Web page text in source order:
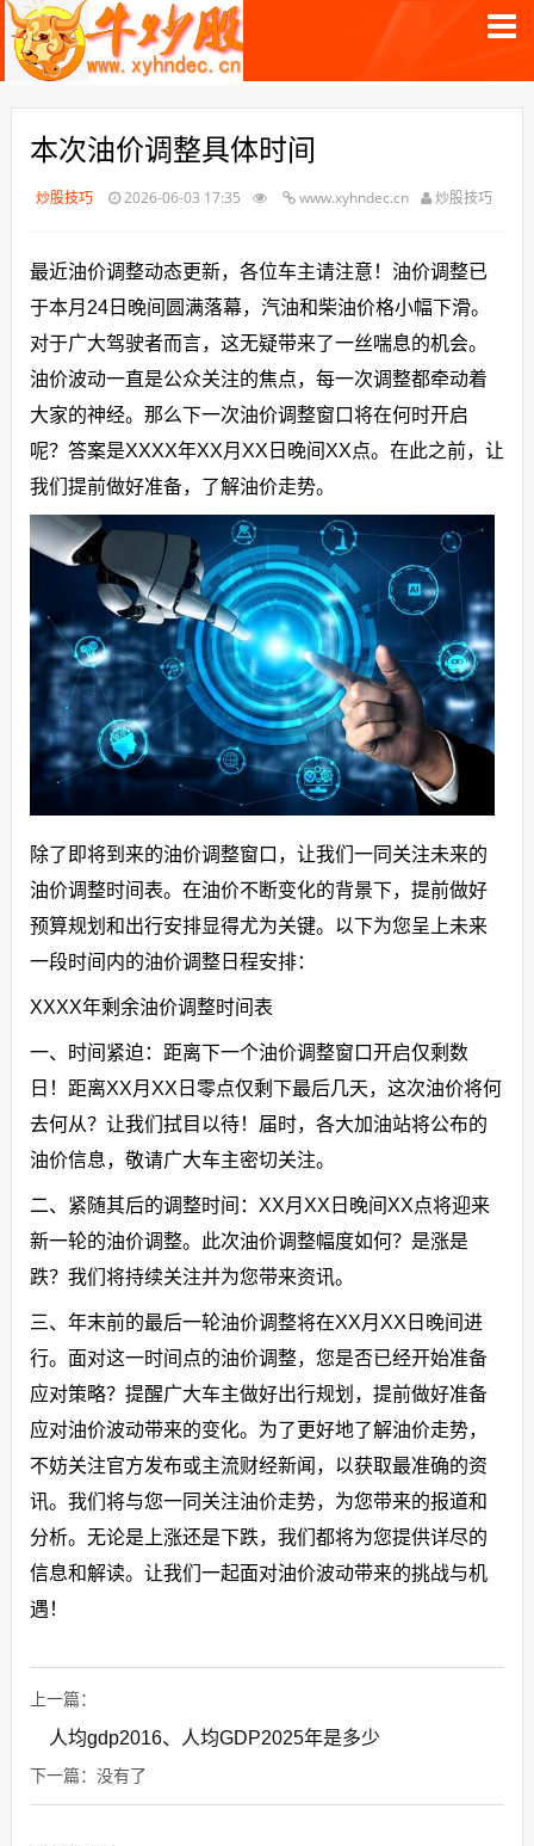
本次油价调整具体时间
炒股技巧 2026-06-03 17:35 www.xyhndec.cn 炒股技巧
最近油价调整动态更新，各位车主请注意！油价调整已
于本月24日晚间圆满落幕，汽油和柴油价格小幅下滑。
对于广大驾驶者而言，这无疑带来了一丝喘息的机会。
油价波动一直是公众关注的焦点，每一次调整都牵动着
大家的神经。那么下一次油价调整窗口将在何时开启
呢？答案是XXXX年XX月XX日晚间XX点。在此之前，让
我们提前做好准备，了解油价走势。
除了即将到来的油价调整窗口，让我们一同关注未来的
油价调整时间表。在油价不断变化的背景下，提前做好
预算规划和出行安排显得尤为关键。以下为您呈上未来
一段时间内的油价调整日程安排：
XXXX年剩余油价调整时间表
一、时间紧迫：距离下一个油价调整窗口开启仅剩数
日！距离XX月XX日零点仅剩下最后几天，这次油价将何
去何从？让我们拭目以待！届时，各大加油站将公布的
油价信息，敬请广大车主密切关注。
二、紧随其后的调整时间：XX月XX日晚间XX点将迎来
新一轮的油价调整。此次油价调整幅度如何？是涨是
跌？我们将持续关注并为您带来资讯。
三、年末前的最后一轮油价调整将在XX月XX日晚间进
行。面对这一时间点的油价调整，您是否已经开始准备
应对策略？提醒广大车主做好出行规划，提前做好准备
应对油价波动带来的变化。为了更好地了解油价走势，
不妨关注官方发布或主流财经新闻，以获取最准确的资
讯。我们将与您一同关注油价走势，为您带来的报道和
分析。无论是上涨还是下跌，我们都将为您提供详尽的
信息和解读。让我们一起面对油价波动带来的挑战与机
遇！
上一篇：
人均gdp2016、人均GDP2025年是多少
下一篇：没有了